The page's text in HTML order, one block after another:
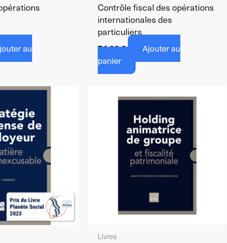
au
Contrôle fiscal des opérations
internationales des
particuliers
74,00€
Ajouter au
panier
Livres